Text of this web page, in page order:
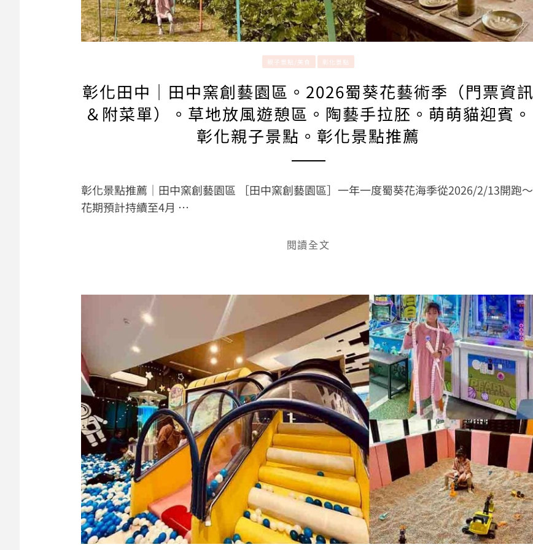
親子景點/美食 彰化景點
彰化田中｜田中窯創藝園區。2026蜀葵花藝術季（門票資訊
＆附菜單）。草地放風遊憩區。陶藝手拉胚。萌萌貓迎賓。
彰化親子景點。彰化景點推薦
彰化景點推薦｜田中窯創藝園區 ［田中窯創藝園區］一年一度蜀葵花海季從2026/2/13開跑～
花期預計持續至4月 …
閱讀全文